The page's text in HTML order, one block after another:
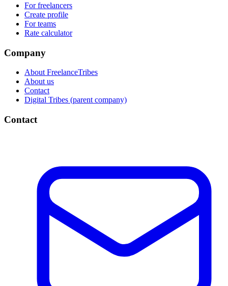
For freelancers
Create profile
For teams
Rate calculator
Company
About FreelanceTribes
About us
Contact
Digital Tribes (parent company)
Contact